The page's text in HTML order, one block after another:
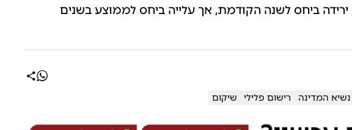
בקשות חנינה, ירידה ביחס לשנה הקודמת, אך עלייה ביחס לממוצע בשנים
נשיא המדינה רישום פלילי שיקום